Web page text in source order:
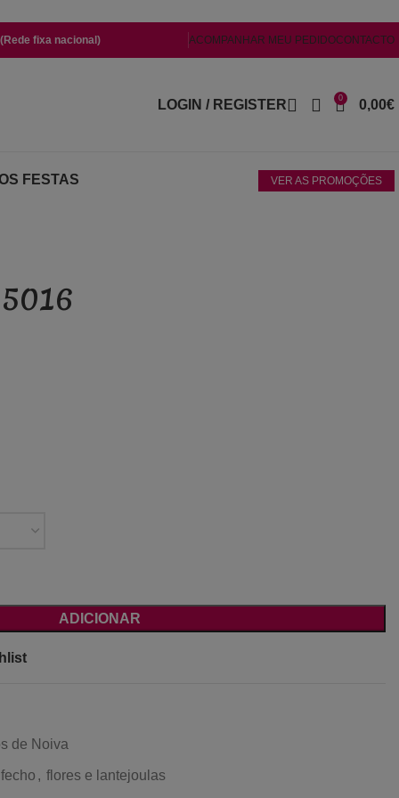
fixa nacional) ACOMPANHAR MEU PEDIDOCONTACTO
LOGIN / REGISTER 0 0,00€
FESTAS VER AS PROMOÇÕES
ADICIONAR
de Noiva
fecho , flores e lantejoulas